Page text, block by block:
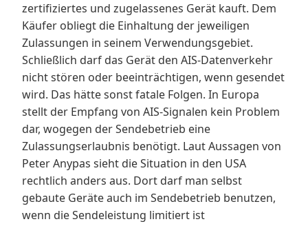
zertifiziertes und zugelassenes Gerät kauft. Dem
Käufer obliegt die Einhaltung der jeweiligen
Zulassungen in seinem Verwendungsgebiet.
Schließlich darf das Gerät den AIS-Datenverkehr
nicht stören oder beeinträchtigen, wenn gesendet
wird. Das hätte sonst fatale Folgen. In Europa
stellt der Empfang von AIS-Signalen kein Problem
dar, wogegen der Sendebetrieb eine
Zulassungserlaubnis benötigt. Laut Aussagen von
Peter Anypas sieht die Situation in den USA
rechtlich anders aus. Dort darf man selbst
gebaute Geräte auch im Sendebetrieb benutzen,
wenn die Sendeleistung limitiert ist